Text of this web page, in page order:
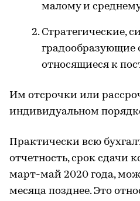
малому и
Стратегические,
градообразующие
относящиеся к
Им отсрочки или
индивидуальном
Практически всю
отчетность, срок сдачи
март-май 2020 года,
месяца позднее. Это